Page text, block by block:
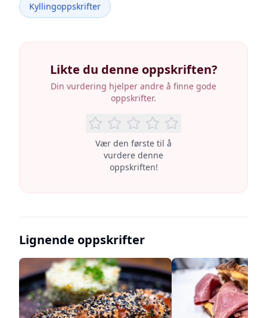
Kyllingoppskrifter
Likte du denne oppskriften?
Din vurdering hjelper andre å finne gode
oppskrifter.
Vær den første til å
vurdere denne
oppskriften!
Lignende oppskrifter